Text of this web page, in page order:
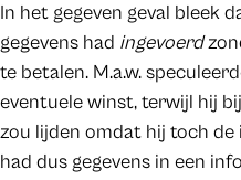
In het gegeven geval bleek
gegevens had ingevoerd
te betalen. M.a.w.
eventuele winst, terwijl hij
zou lijden omdat hij toch de
had dus gegevens in een